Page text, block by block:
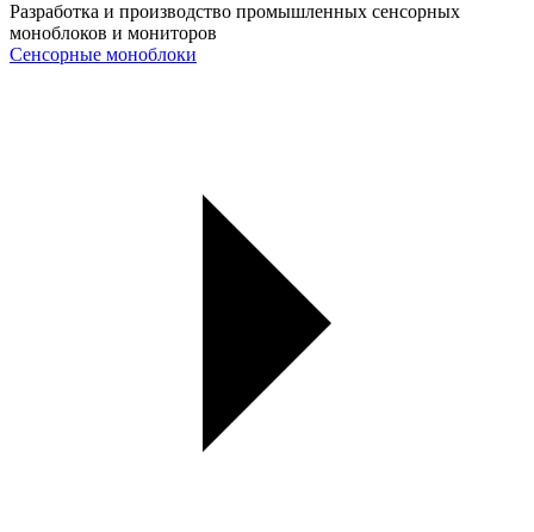
Разработка и производство промышленных сенсорных
моноблоков и мониторов
Сенсорные моноблоки